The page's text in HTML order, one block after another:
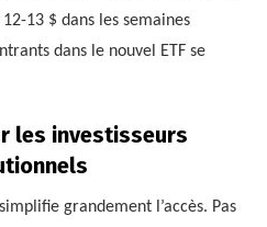
13 $ dans les semaines
dans le nouvel ETF se
les investisseurs
grandement l’accès. Pas